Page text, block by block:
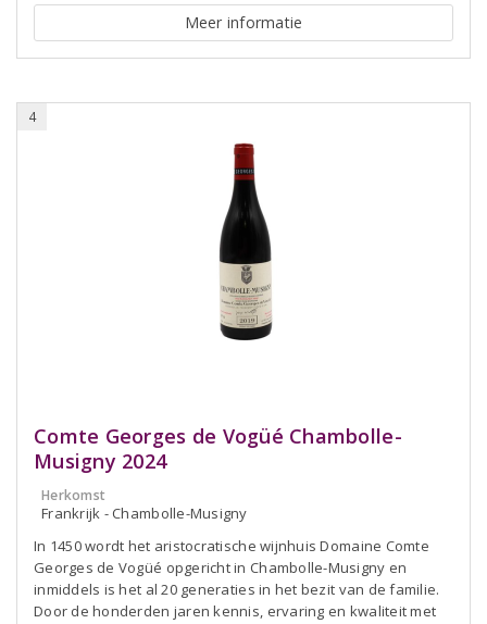
Meer informatie
4
Comte Georges de Vogüé Chambolle-
Musigny 2024
Herkomst
Frankrijk - Chambolle-Musigny
In 1450 wordt het aristocratische wijnhuis Domaine Comte
Georges de Vogüé opgericht in Chambolle-Musigny en
inmiddels is het al 20 generaties in het bezit van de familie.
Door de honderden jaren kennis, ervaring en kwaliteit met